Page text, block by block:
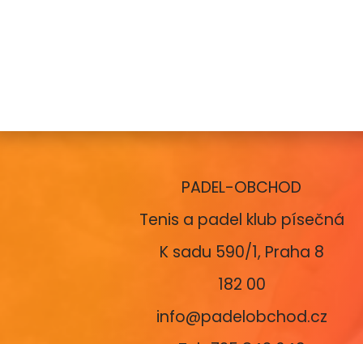
PADEL-OBCHOD
Tenis a padel klub písečná
K sadu 590/1, Praha 8
182 00
info@padelobchod.cz